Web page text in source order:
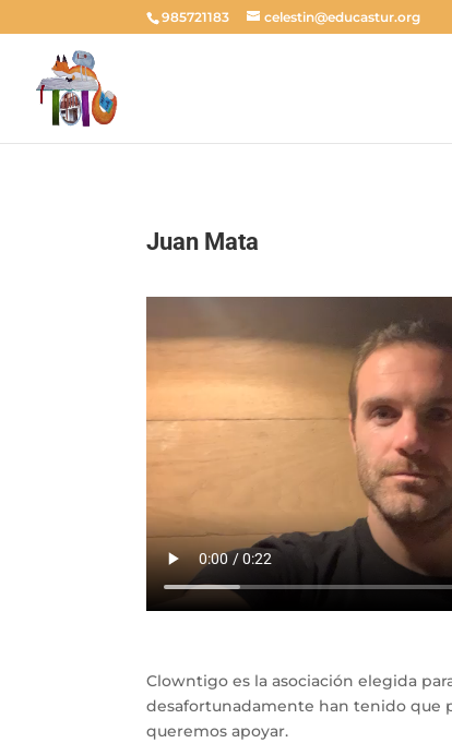
985721183 celestin@educastur.org
Juan Mata
Clowntigo es la asociación elegida
desafortunadamente han tenido que
queremos apoyar.